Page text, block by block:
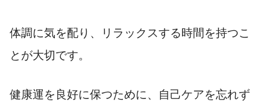
体調に気を配り、リラックスする時間を持つこ
とが大切です。
健康運を良好に保つために、自己ケアを忘れず